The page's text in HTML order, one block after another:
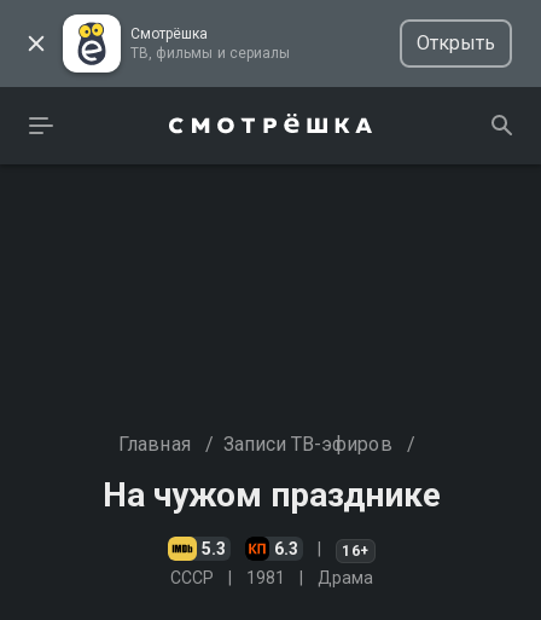
Смотрёшка
ТВ, фильмы и сериалы
Открыть
Главная / Записи ТВ-эфиров /
На чужом празднике
5.3 6.3 16+
СССР 1981 Драма